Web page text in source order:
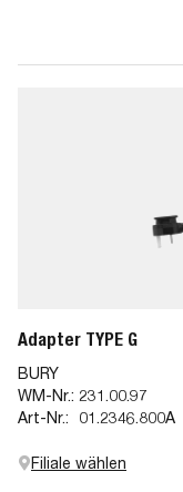
Adapter TYPE G
BURY
WM-Nr.: 231.00.97
Art-Nr.:
01.2346.800A
Filiale wählen